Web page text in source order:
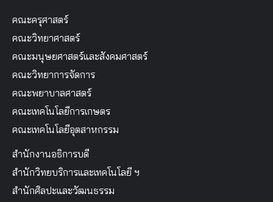
คณะครุศาสตร์
คณะวิทยาศาสตร์
คณะมนุษยศาสตร์และสังคมศาสตร์
คณะวิทยาการจัดการ
คณะพยาบาลศาสตร์
คณะเทคโนโลยีการเกษตร
คณะเทคโนโลยีอุตสาหกรรม
สำนักงานอธิการบดี
สำนักวิทยบริการและเทคโนโลยี ฯ
สำนักศิลปะและวัฒนธรรม